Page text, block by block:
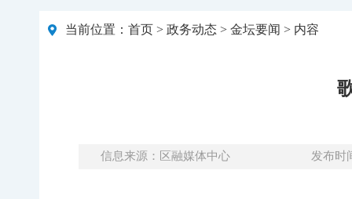
当前位置： 首页 > 政务动态 > 金坛要闻 > 内容
信息来源：区融媒体中心 发布时